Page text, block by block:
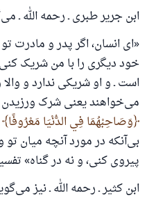
ابن جریر طبری ـ رحمه الله ـ
«ای انسان، اگر پدر و مادرت
خود دیگری را با من شریک
است ـ و او شریکی ندارد و
می‌خواهند یعنی شرک ورزیدن
وَصَاحِبْهُمَا فِي الدُّنْيَا مَعْرُوفًا
بی‌آنکه در مورد آنچه میان
پیروی کنی، و نه در گناه» تفسیر
ابن کثیر ـ رحمه الله ـ نیز